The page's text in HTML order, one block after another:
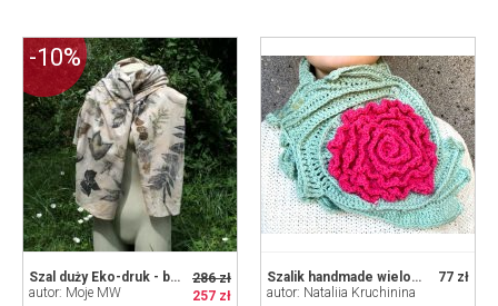
286 zł
257 zł
Szal duży Eko-druk - bawełna
autor: Moje MW
-10%
77 zł
Szalik handmade wielokolorowy Róża z miętą
autor: Nataliia Kruchinina